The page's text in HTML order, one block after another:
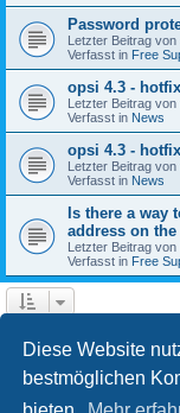
Diese Website
bestmöglichen
Password
Letzter Beitrag von
Verfasst in Free
opsi 4.3 -
Letzter Beitrag von
Verfasst in News
opsi 4.3 -
Letzter Beitrag von
Verfasst in News
Is there a way
address on
Letzter Beitrag von
Verfasst in Free